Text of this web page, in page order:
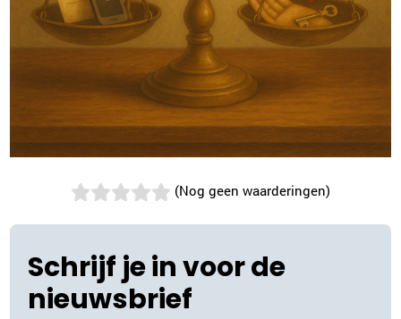
(Nog geen waarderingen)
Schrijf je in voor de
nieuwsbrief